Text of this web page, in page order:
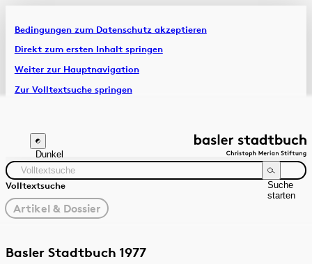
Bedingungen zum Datenschutz akzeptieren
Direkt zum ersten Inhalt springen
Weiter zur Hauptnavigation
Zur Volltextsuche springen
Artikel & Dossiers
Chronik
Dunkel
Volltextsuche
Suche
starten
gewählter
Filter
Artikel & Dossier
Zeitraum Autor:in
Basler Stadtbuch 1977